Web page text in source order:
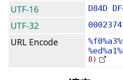
UTF-16 D84D
UTF-32
URL Encode
8)